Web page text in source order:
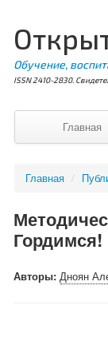
Обучение,
ISSN 2410-2830.
Главная
Главная /
Авторы:Дноян